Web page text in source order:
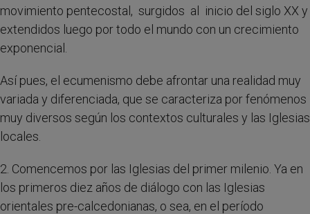
movimiento pentecostal, surgidos al inicio del siglo XX y
extendidos luego por todo el mundo con un crecimiento
exponencial.
Así pues, el ecumenismo debe afrontar una realidad muy
variada y diferenciada, que se caracteriza por fenómenos
muy diversos según los contextos culturales y las Iglesias
locales.
2. Comencemos por las Iglesias del primer milenio. Ya en
los primeros diez años de diálogo con las Iglesias
orientales pre-calcedonianas, o sea, en el período